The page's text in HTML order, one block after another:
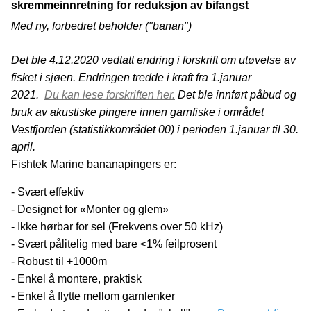
utgangspunktet for kravene. For oss i Norge betyr dette at vi må
sette inn tiltak for å hindre bifangst av for eksempel nise og sel.
Bruk av pingere er den billigste, mest praktiske og mest lettvinte
garnfiskerier. Med Fishtek Marine sine Banana Pinger's montert på
garnlenkene, oppfylles kravene i påbudet fra norske myndigheter
og dermed også muligheten til å fortsatt drive lovlig fiske. Banana
Pingers fra Fishtek Marine er testet og godkjent for bruk i Norge.
“Fishtek Pinger er helt klart markedsleder. Den er mye mer holdbar,
enkel å bruke og kostnadseffektiv enn andre merker på markedet.” -
John Reardon, Hercules SLR
skremmeinnretning for reduksjon av bifangst
Med ny, forbedret beholder ("banan")
Det ble 4.12.2020 vedtatt endring i forskrift om utøvelse av
fisket i sjøen. Endringen tredde i kraft fra 1.januar
2021. Du kan lese forskriften her. Det ble innført påbud og
bruk av akustiske pingere innen garnfiske i området
Vestfjorden (statistikkområdet 00) i perioden 1.januar til 30.
april.
Fishtek Marine bananapingers er:
- Svært effektiv
- Designet for «Monter og glem»
- Ikke hørbar for sel (Frekvens over 50 kHz)
- Svært pålitelig med bare <1% feilprosent
- Robust til +1000m
- Enkel å montere, praktisk
- Enkel å flytte mellom garnlenker